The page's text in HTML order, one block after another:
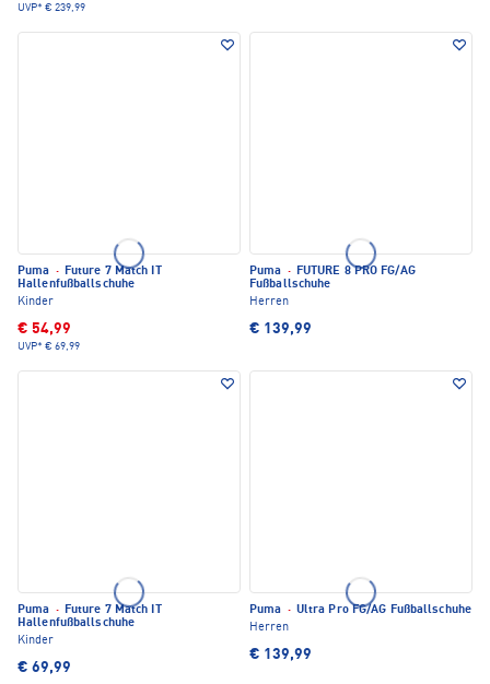
UVP* € 239,99
Puma · Future 7 Match IT
Hallenfußballschuhe
Kinder
€ 54,99
UVP* € 69,99
Puma · FUTURE 8 PRO FG/AG
Fußballschuhe
Herren
€ 139,99
Puma · Future 7 Match IT
Hallenfußballschuhe
Kinder
€ 69,99
Puma · Ultra Pro FG/AG Fußballschuhe
Herren
€ 139,99